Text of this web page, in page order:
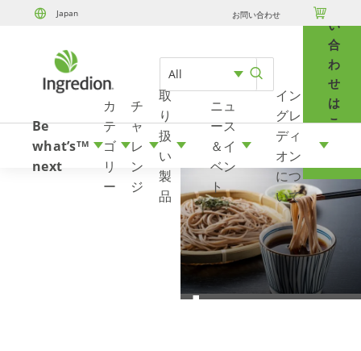
Japan お問い合わせ 
All
い
合
わ
せ
は
こ
ち
Be
what’s
next
TM
カ
テ
ゴ
リ
ー
チ
ャ
レ
ン
ジ
取
り
扱
い
製
品
ニュ
ース
＆イ
ベン
ト
イン
グレ
ディ
オン
につ
いて
PureCircle 5590